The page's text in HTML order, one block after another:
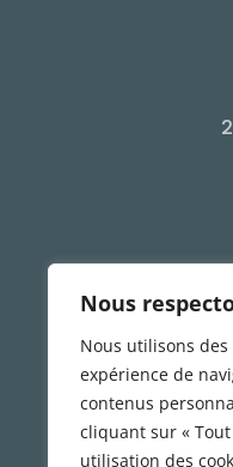
Nous
Nous utilisons
expérience de
contenus
cliquant sur «
utilisation des